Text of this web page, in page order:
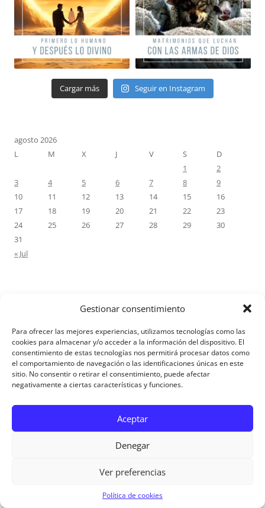
Gestionar consentimiento
Para ofrecer las mejores experiencias, utilizamos tecnologías como las
cookies para almacenar y/o acceder a la información del dispositivo. El
consentimiento de estas tecnologías nos permitirá procesar datos como
el comportamiento de navegación o las identificaciones únicas en este
sitio. No consentir o retirar el consentimiento, puede afectar
negativamente a ciertas características y funciones.
Aceptar
Denegar
Ver preferencias
Política de cookies
Cargar más Seguir en Instagram
agosto 2026
L
M X J V S
D
1
2
3
4 5 6 7 8
9
10
11 12 13 14 15
16
17
18 19 20 21 22
23
24
25 26 27 28 29
30
31
« Jul
matrimonios: Mateo 17, 1-9
Ana CaicedoenNada debemos temer. Comentario para
matrimonios: Mateo 17, 1-9
Ana rosa caicedoenConfío en Ti. Comentario para matrimonios:
Matrimonios: Mateo 15, 1-2. 10-14